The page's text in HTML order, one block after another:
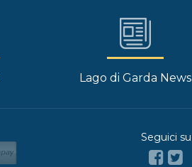
Lago di Garda News
Seguici su